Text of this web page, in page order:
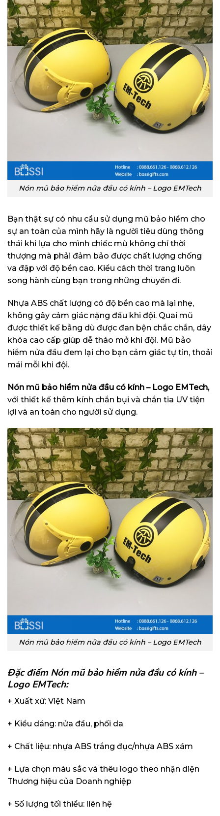
Nón mũ bảo hiểm nửa đầu có kính – Logo EMTech
Bạn thật sự có nhu cầu sử dụng mũ bảo hiểm cho
sự an toàn của mình hãy là người tiêu dùng thông
thái khi lựa cho mình chiếc mũ không chỉ thời
thượng mà phải đảm bảo được chất lượng chống
va đập với độ bền cao. Kiểu cách thời trang luôn
song hành cùng bạn trong những chuyến đi.
Nhựa ABS chất lượng có độ bền cao mà lại nhẹ,
không gây cảm giác nặng đầu khi đội. Quai mũ
được thiết kế bằng dù được đan bện chắc chắn, dây
khóa cao cấp giúp dễ tháo mở khi đội. Mũ bảo
hiểm nửa đầu đem lại cho bạn cảm giác tự tin, thoải
mái mỗi khi đội.
Nón mũ bảo hiểm nửa đầu có kính – Logo EMTech,
với thiết kế thêm kính chắn bụi và chắn tia UV tiện
lợi và an toàn cho người sử dụng.
Nón mũ bảo hiểm nửa đầu có kính – Logo EMTech
Đặc điểm Nón mũ bảo hiểm nửa đầu có kính –
Logo EMTech:
+ Xuất xứ: Việt Nam
+ Kiểu dáng: nửa đầu, phối da
+ Chất liệu: nhựa ABS trắng đục/nhựa ABS xám
+ Lựa chọn màu sắc và thêu logo theo nhận diện
Thương hiệu của Doanh nghiệp
+ Số lượng tối thiểu: liên hệ